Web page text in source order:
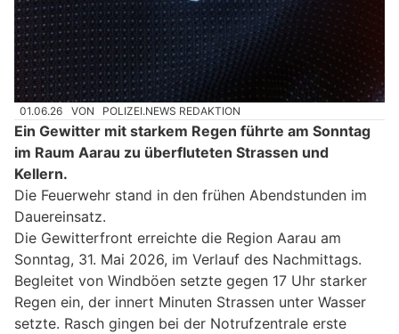
01.06.26 VON POLIZEI.NEWS REDAKTION
Ein Gewitter mit starkem Regen führte am Sonntag
im Raum Aarau zu überfluteten Strassen und
Kellern.
Die Feuerwehr stand in den frühen Abendstunden im
Dauereinsatz.
Die Gewitterfront erreichte die Region Aarau am
Sonntag, 31. Mai 2026, im Verlauf des Nachmittags.
Begleitet von Windböen setzte gegen 17 Uhr starker
Regen ein, der innert Minuten Strassen unter Wasser
setzte. Rasch gingen bei der Notrufzentrale erste